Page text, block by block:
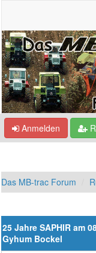
Anmelden
Das MB-trac Forum
25 Jahre SAPHIR am
Gyhum Bockel